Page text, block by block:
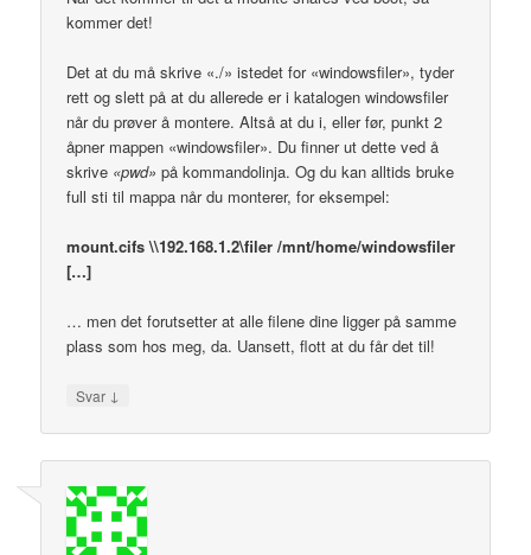
kommer det!
Det at du må skrive «./» istedet for «windowsfiler», tyder
rett og slett på at du allerede er i katalogen windowsfiler
når du prøver å montere. Altså at du i, eller før, punkt 2
åpner mappen «windowsfiler». Du finner ut dette ved å
skrive «pwd» på kommandolinja. Og du kan alltids bruke
full sti til mappa når du monterer, for eksempel:
mount.cifs \\192.168.1.2\filer /mnt/home/windowsfiler
[…]
… men det forutsetter at alle filene dine ligger på samme
plass som hos meg, da. Uansett, flott at du får det til!
Svar ↓